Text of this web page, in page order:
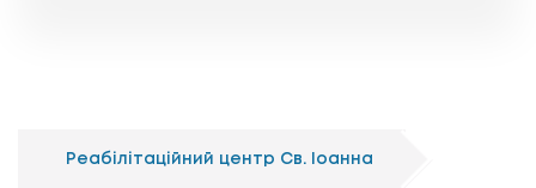
Реабілітаційний центр Св. Іоанна